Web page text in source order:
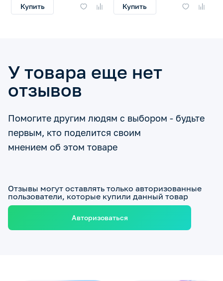
Купить Купить
У товара еще нет
отзывов
Помогите другим людям с выбором - будьте
первым, кто поделится своим
мнением об этом товаре
Отзывы могут оставлять только авторизованные
пользователи, которые купили данный товар
Авторизоваться